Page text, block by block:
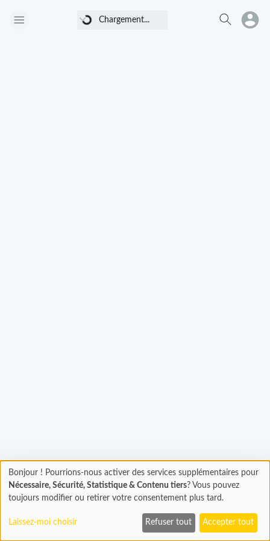
Chargement...
Chargement
En cours...
Bonjour ! Pourrions-nous activer des services supplémentaires pour
Nécessaire, Sécurité, Statistique & Contenu tiers? Vous pouvez
toujours modifier ou retirer votre consentement plus tard.
Laissez-moi choisir Refuser tout Accepter tout